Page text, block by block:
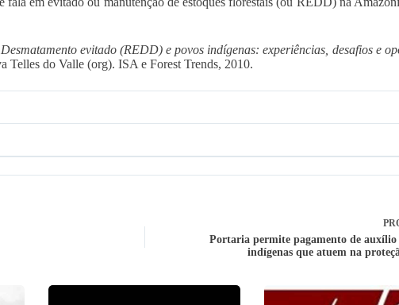
Desmatamento evitado (REDD) e povos indígenas: experiências, desafios e
Telles do Valle (org). ISA e Forest Trends, 2010.
Portaria permite pagamento de
indígenas que atuem na